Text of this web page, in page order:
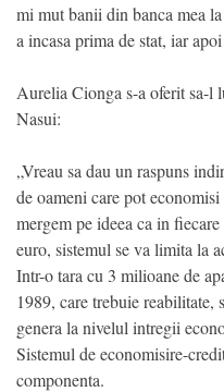
mi mut banii din banca mea
a incasa prima de stat, iar
Aurelia Cionga s-a oferit sa-l
Nasui:
„Vreau sa dau un raspuns
de oameni care pot
mergem pe ideea ca in
euro, sistemul se va limita la
Intr-o tara cu 3 milioane de
1989, care trebuie reabilitate,
genera la nivelul intregii
Sistemul de economisire-
componenta.